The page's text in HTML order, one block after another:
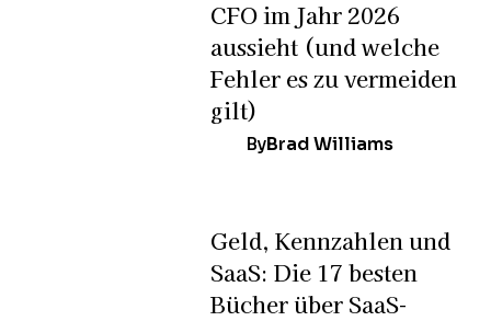
CFO im Jahr 2026
aussieht (und welche
Fehler es zu vermeiden
gilt)
ByBrad Williams
Geld, Kennzahlen und
SaaS: Die 17 besten
Bücher über SaaS-